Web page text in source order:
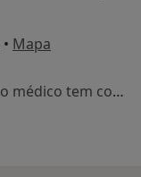
• Mapa
Nenhum profissional neste centro médico tem consultas disponíveis